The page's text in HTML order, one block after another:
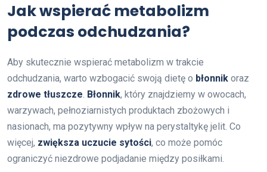
Jak wspierać metabolizm
podczas odchudzania?
Aby skutecznie wspierać metabolizm w trakcie
odchudzania, warto wzbogacić swoją dietę o błonnik oraz
zdrowe tłuszcze. Błonnik, który znajdziemy w owocach,
warzywach, pełnoziarnistych produktach zbożowych i
nasionach, ma pozytywny wpływ na perystaltykę jelit. Co
więcej, zwiększa uczucie sytości, co może pomóc
ograniczyć niezdrowe podjadanie między posiłkami.